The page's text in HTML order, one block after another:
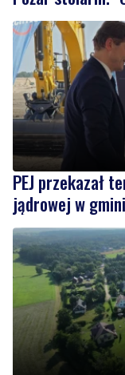
PEJ przekazał
jądrowej w